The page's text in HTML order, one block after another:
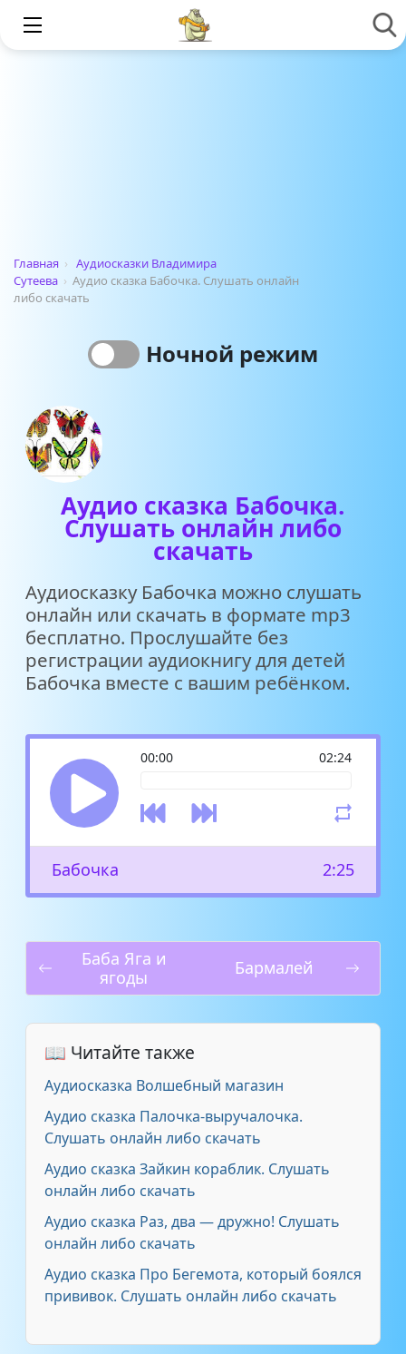
Главная › Аудиосказки Владимира
Сутеева › Аудио сказка Бабочка. Слушать онлайн
либо скачать
Ночной режим
Аудио сказка Бабочка.
Слушать онлайн либо
скачать
Аудиосказку Бабочка можно слушать
онлайн или скачать в формате mp3
бесплатно. Прослушайте без
регистрации аудиокнигу для детей
Бабочка вместе с вашим ребёнком.
00:00 02:24
Бабочка 2:25
Баба Яга и
ягоды
Бармалей
📖 Читайте также
Аудиосказка Волшебный магазин
Аудио сказка Палочка-выручалочка.
Слушать онлайн либо скачать
Аудио сказка Зайкин кораблик. Слушать
онлайн либо скачать
Аудио сказка Раз, два — дружно! Слушать
онлайн либо скачать
Аудио сказка Про Бегемота, который боялся
прививок. Слушать онлайн либо скачать